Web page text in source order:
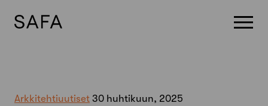
Arkkitehtiuutiset 30 huhtikuun, 2025